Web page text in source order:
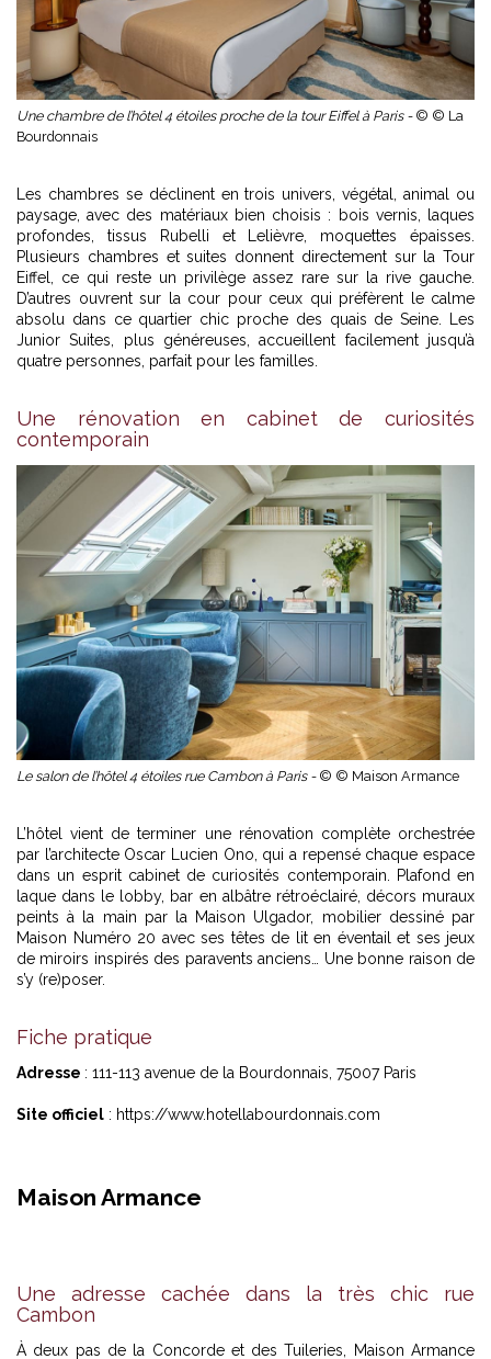
Une chambre de l’hôtel 4 étoiles proche de la tour Eiffel à Paris - © © La
Bourdonnais
Les chambres se déclinent en trois univers, végétal, animal ou
paysage, avec des matériaux bien choisis : bois vernis, laques
profondes, tissus Rubelli et Lelièvre, moquettes épaisses.
Plusieurs chambres et suites donnent directement sur la Tour
Eiffel, ce qui reste un privilège assez rare sur la rive gauche.
D’autres ouvrent sur la cour pour ceux qui préfèrent le calme
absolu dans ce quartier chic proche des quais de Seine. Les
Junior Suites, plus généreuses, accueillent facilement jusqu’à
quatre personnes, parfait pour les familles.
Une rénovation en cabinet de curiosités
contemporain
Le salon de l’hôtel 4 étoiles rue Cambon à Paris - © © Maison Armance
L’hôtel vient de terminer une rénovation complète orchestrée
par l’architecte Oscar Lucien Ono, qui a repensé chaque espace
dans un esprit cabinet de curiosités contemporain. Plafond en
laque dans le lobby, bar en albâtre rétroéclairé, décors muraux
peints à la main par la Maison Ulgador, mobilier dessiné par
Maison Numéro 20 avec ses têtes de lit en éventail et ses jeux
de miroirs inspirés des paravents anciens… Une bonne raison de
s’y (re)poser.
Fiche pratique
Adresse : 111-113 avenue de la Bourdonnais, 75007 Paris
Site officiel : https://www.hotellabourdonnais.com
Maison Armance
Une adresse cachée dans la très chic rue
Cambon
À deux pas de la Concorde et des Tuileries, Maison Armance